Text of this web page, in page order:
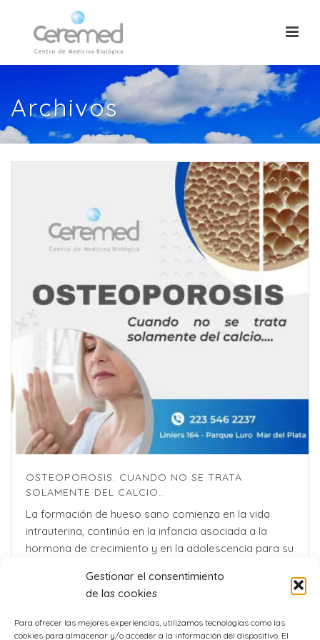
Gestionar el consentimiento
de las cookies
Para ofrecer las mejores experiencias, utilizamos tecnologías como las
cookies para almacenar y/o acceder a la información del dispositivo. El
Archivos
OSTEOPOROSIS: CUANDO NO SE TRATA
SOLAMENTE DEL CALCIO…
La formación de hueso sano comienza en la vida
intrauterina, continúa en la infancia asociada a la
hormona de crecimiento y en la adolescencia para su